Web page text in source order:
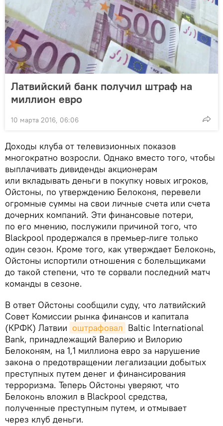
Латвийский банк получил штраф на
миллион евро
10 марта 2016, 06:06
Доходы клуба от телевизионных показов
многократно возросли. Однако вместо того, чтобы
выплачивать дивиденды акционерам
или вкладывать деньги в покупку новых игроков,
Ойстоны, по утверждению Белоконя, перевели
огромные суммы на свои личные счета или счета
дочерних компаний. Эти финансовые потери,
по его мнению, послужили причиной того, что
Blackpool продержался в премьер-лиге только
один сезон. Кроме того, как утверждает Белоконь,
Ойстоны испортили отношения с болельщиками
до такой степени, что те сорвали последний матч
команды в сезоне.
В ответ Ойстоны сообщили суду, что латвийский
Совет Комиссии рынка финансов и капитала
(КРФК) Латвии оштрафовал Baltic International
Bank, принадлежащий Валерию и Вилорию
Белоконям, на 1,1 миллиона евро за нарушение
закона о предотвращении легализации добытых
преступных путем денег и финансирования
терроризма. Теперь Ойстоны уверяют, что
Белоконь вложил в Blackpool средства,
полученные преступным путем, и отмывает
через клуб деньги.